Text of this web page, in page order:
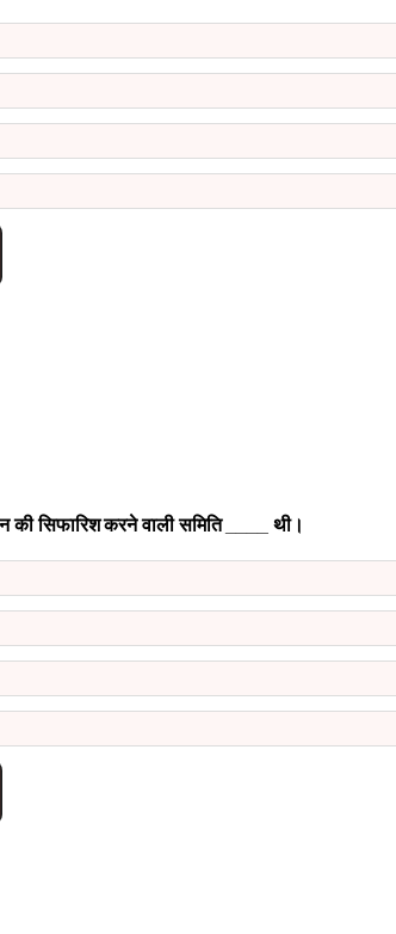
सिफारिश करने वाली समिति ____ थी।